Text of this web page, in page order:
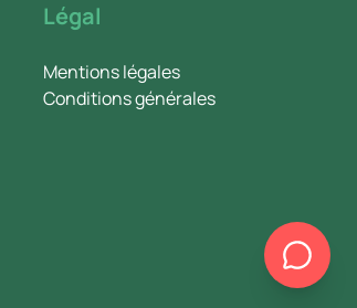
Légal
Mentions légales
Conditions générales